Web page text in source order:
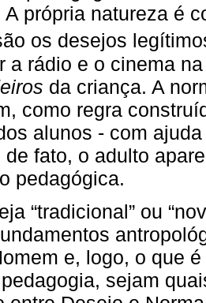
A própria natureza é
os desejos
a rádio e o cinema
da criança. A
como regra
alunos - com
de fato, o adulto
pedagógica.
“tradicional” ou
e, logo, o que
sejam